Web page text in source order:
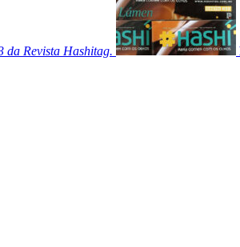
da Revista Hashitag.